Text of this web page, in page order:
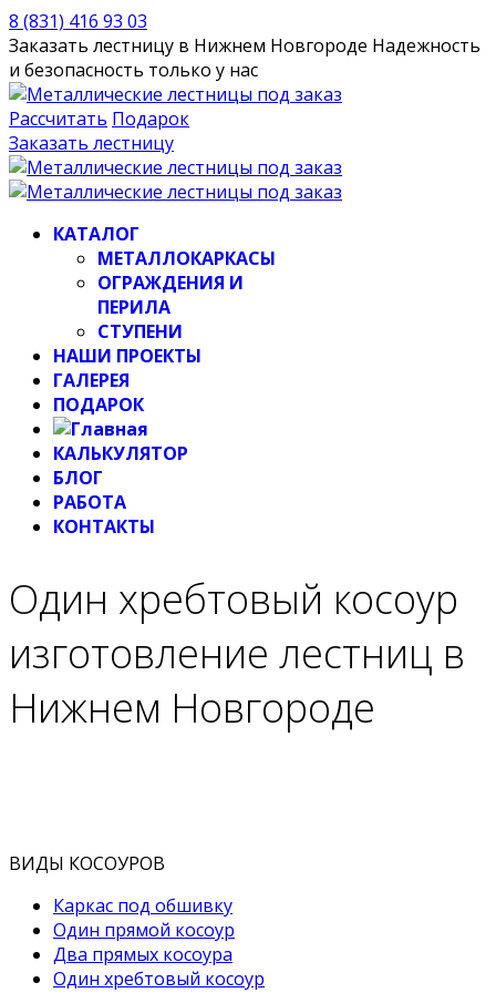
8 (831) 416 93 03
Заказать лестницу в Нижнем Новгороде Надежность
и безопасность только у нас
Рассчитать Подарок
Заказать лестницу
КАТАЛОГ
МЕТАЛЛОКАРКАСЫ
ОГРАЖДЕНИЯ И
ПЕРИЛА
СТУПЕНИ
НАШИ ПРОЕКТЫ
ГАЛЕРЕЯ
ПОДАРОК
КАЛЬКУЛЯТОР
БЛОГ
РАБОТА
КОНТАКТЫ
Один хребтовый косоур
изготовление лестниц в
Нижнем Новгороде
ВИДЫ КОСОУРОВ
Каркас под обшивку
Один прямой косоур
Два прямых косоура
Один хребтовый косоур